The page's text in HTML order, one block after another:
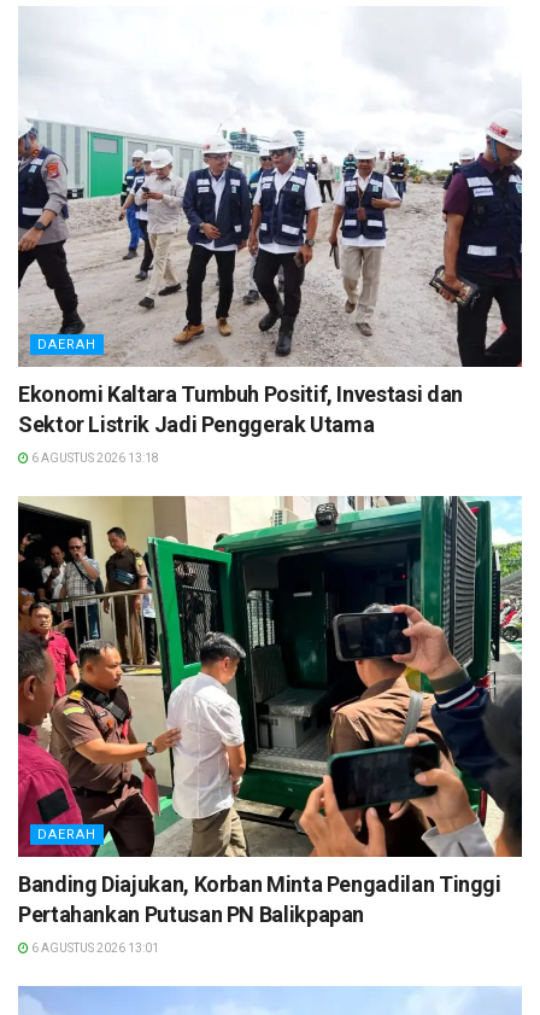
DAERAH
Ekonomi Kaltara Tumbuh Positif, Investasi dan
Sektor Listrik Jadi Penggerak Utama
6 AGUSTUS 2026 13:18
DAERAH
Banding Diajukan, Korban Minta Pengadilan Tinggi
Pertahankan Putusan PN Balikpapan
6 AGUSTUS 2026 13:01